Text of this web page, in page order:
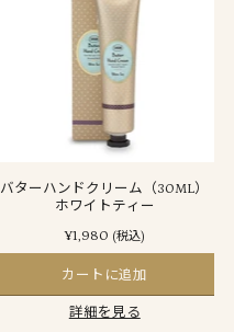
バターハンドクリーム（30ML）
ホワイトティー
¥1,980 (税込)
カートに追加
詳細を見る